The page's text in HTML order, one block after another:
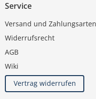
Service
Versand und Zahlungsarten
Widerrufsrecht
AGB
Wiki
Vertrag widerrufen